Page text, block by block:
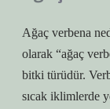
Ağaç verbena
olarak “ağaç
bitki türüdür.
sıcak iklimlerde